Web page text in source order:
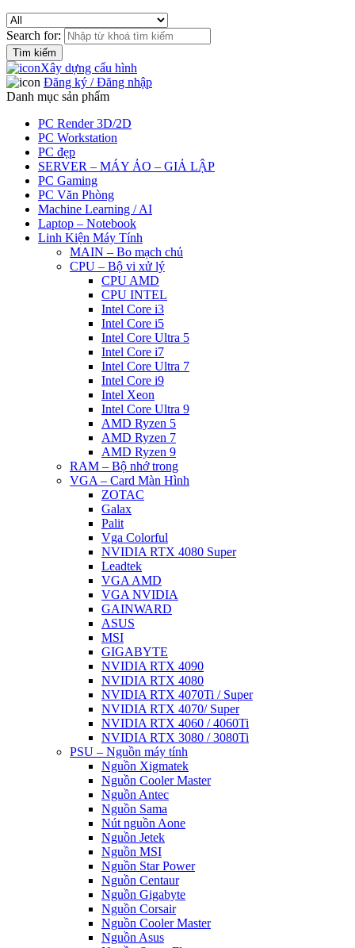
Search for:
Xây dựng cấu hình
Đăng ký / Đăng nhập
Danh mục sản phẩm
PC Render 3D/2D
PC Workstation
PC đẹp
SERVER – MÁY ẢO – GIẢ LẬP
PC Gaming
PC Văn Phòng
Machine Learning / AI
Laptop – Notebook
Linh Kiện Máy Tính
MAIN – Bo mạch chủ
CPU – Bộ vi xử lý
CPU AMD
CPU INTEL
Intel Core i3
Intel Core i5
Intel Core Ultra 5
Intel Core i7
Intel Core Ultra 7
Intel Core i9
Intel Xeon
Intel Core Ultra 9
AMD Ryzen 5
AMD Ryzen 7
AMD Ryzen 9
RAM – Bộ nhớ trong
VGA – Card Màn Hình
ZOTAC
Galax
Palit
Vga Colorful
NVIDIA RTX 4080 Super
Leadtek
VGA AMD
VGA NVIDIA
GAINWARD
ASUS
MSI
GIGABYTE
NVIDIA RTX 4090
NVIDIA RTX 4080
NVIDIA RTX 4070Ti / Super
NVIDIA RTX 4070/ Super
NVIDIA RTX 4060 / 4060Ti
NVIDIA RTX 3080 / 3080Ti
PSU – Nguồn máy tính
Nguồn Xigmatek
Nguồn Cooler Master
Nguồn Antec
Nguồn Sama
Nút nguồn Aone
Nguồn Jetek
Nguồn MSI
Nguồn Star Power
Nguồn Centaur
Nguồn Gigabyte
Nguồn Corsair
Nguồn Cooler Master
Nguồn Asus